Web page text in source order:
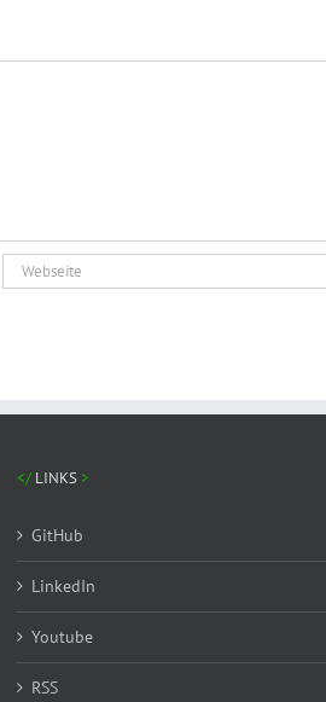
LINKS
GitHub
LinkedIn
Youtube
RSS